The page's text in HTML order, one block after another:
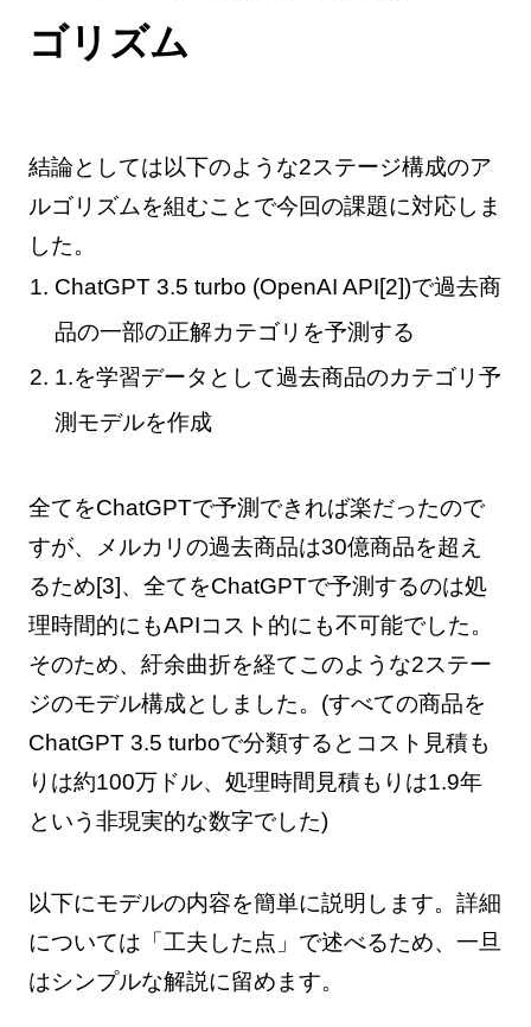
ゴリズム
結論としては以下のような2ステージ構成のア
ルゴリズムを組むことで今回の課題に対応しま
した。
ChatGPT 3.5 turbo (OpenAI API[2])で過去商
品の一部の正解カテゴリを予測する
1.を学習データとして過去商品のカテゴリ予
測モデルを作成
全てをChatGPTで予測できれば楽だったので
すが、メルカリの過去商品は30億商品を超え
るため[3]、全てをChatGPTで予測するのは処
理時間的にもAPIコスト的にも不可能でした。
そのため、紆余曲折を経てこのような2ステー
ジのモデル構成としました。(すべての商品を
ChatGPT 3.5 turboで分類するとコスト見積も
りは約100万ドル、処理時間見積もりは1.9年
という非現実的な数字でした)
以下にモデルの内容を簡単に説明します。詳細
については「工夫した点」で述べるため、一旦
はシンプルな解説に留めます。